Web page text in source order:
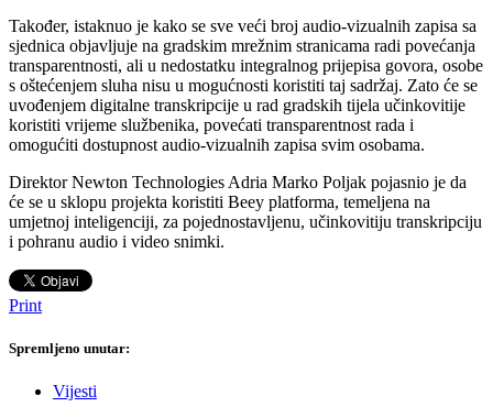
Također, istaknuo je kako se sve veći broj audio-vizualnih zapisa sa
sjednica objavljuje na gradskim mrežnim stranicama radi povećanja
transparentnosti, ali u nedostatku integralnog prijepisa govora, osobe
s oštećenjem sluha nisu u mogućnosti koristiti taj sadržaj. Zato će se
uvođenjem digitalne transkripcije u rad gradskih tijela učinkovitije
koristiti vrijeme službenika, povećati transparentnost rada i
omogućiti dostupnost audio-vizualnih zapisa svim osobama.
Direktor Newton Technologies Adria Marko Poljak pojasnio je da
će se u sklopu projekta koristiti Beey platforma, temeljena na
umjetnoj inteligenciji, za pojednostavljenu, učinkovitiju transkripciju
i pohranu audio i video snimki.
Print
Spremljeno unutar:
Vijesti